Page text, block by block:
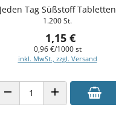
Jeden Tag Süßstoff Tabletten
1.200 St.
1,15 €
0,96 €/1000 st
inkl. MwSt., zzgl. Versand
ANZAHL VERRINGERNANZAHL ERHÖHEN